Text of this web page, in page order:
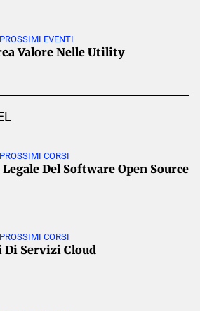
EVENTI
Valore Nelle Utility
CORSI
Del Software Open Source
CORSI
Servizi Cloud